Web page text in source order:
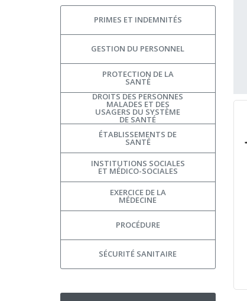
PRIMES ET INDEMNITÉS
GESTION DU PERSONNEL
PROTECTION DE LA
SANTÉ
DROITS DES PERSONNES
MALADES ET DES
USAGERS DU SYSTÈME
DE SANTÉ
ÉTABLISSEMENTS DE
SANTÉ
INSTITUTIONS SOCIALES
ET MÉDICO-SOCIALES
EXERCICE DE LA
MÉDECINE
PROCÉDURE
SÉCURITÉ SANITAIRE